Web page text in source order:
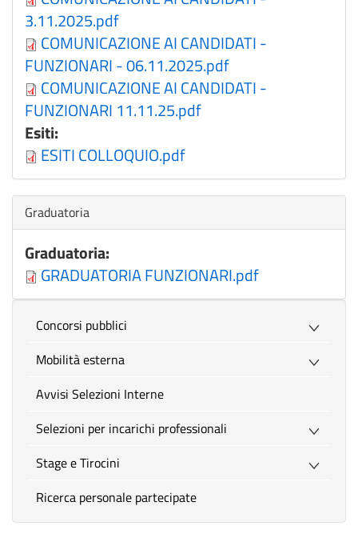
3.11.2025.pdf
COMUNICAZIONE AI CANDIDATI -
FUNZIONARI - 06.11.2025.pdf
COMUNICAZIONE AI CANDIDATI -
FUNZIONARI 11.11.25.pdf
Esiti:
ESITI COLLOQUIO.pdf
Nascondi
Graduatoria
Graduatoria:
GRADUATORIA FUNZIONARI.pdf
Concorsi pubblici
Mobilità esterna
Avvisi Selezioni Interne
Selezioni per incarichi professionali
Stage e Tirocini
Ricerca personale partecipate